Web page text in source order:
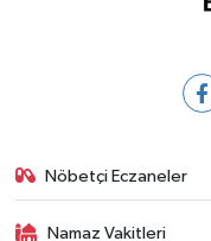
Nöbetçi Eczaneler
Namaz Vakitleri